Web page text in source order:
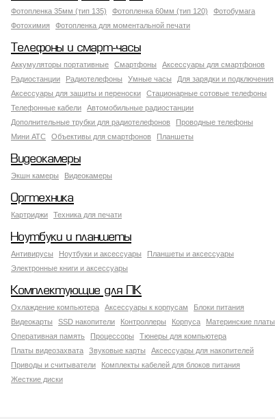
Фотопленка 35мм (тип 135) Фотопленка 60мм (тип 120)
Фотобумага
Фотохимия
Фотопленка для моментальной печати
Телефоны и смарт-часы
Аккумуляторы портативные Смартфоны
Аксессуары для смартфонов
Радиостанции
Радиотелефоны Умные часы
Для зарядки и подключения
Аксессуары для защиты и переноски
Стационарные сотовые телефоны
Телефонные кабели
Автомобильные радиостанции
Дополнительные трубки для радиотелефонов
Проводные телефоны
Мини АТС
Объективы для смартфонов Планшеты
Видеокамеры
Экшн камеры Видеокамеры
Оргтехника
Картриджи Техника для печати
Ноутбуки и планшеты
Антивирусы Ноутбуки и аксессуары
Планшеты и аксессуары
Электронные книги и аксессуары
Комплектующие для ПК
Охлаждение компьютера Аксессуары к корпусам
Блоки питания
Видеокарты
SSD накопители Контроллеры Корпуса
Материнские платы
Оперативная память
Процессоры
Тюнеры для компьютера
Платы видеозахвата
Звуковые карты
Аксессуары для накопителей
Приводы и считыватели
Комплекты кабелей для блоков питания
Жесткие диски